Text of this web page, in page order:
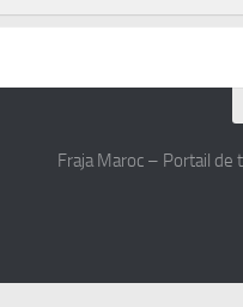
Fraja Maroc – Portail